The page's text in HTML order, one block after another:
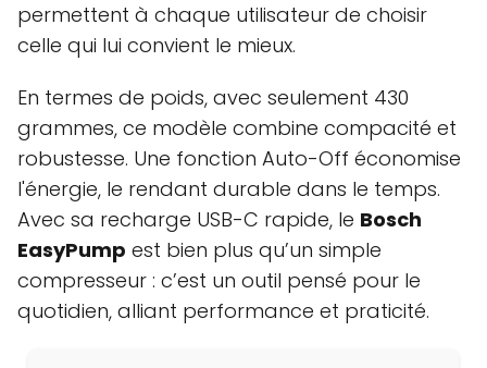
permettent à chaque utilisateur de choisir
celle qui lui convient le mieux.
En termes de poids, avec seulement 430
grammes, ce modèle combine compacité et
robustesse. Une fonction Auto-Off économise
l'énergie, le rendant durable dans le temps.
Avec sa recharge USB-C rapide, le Bosch
EasyPump est bien plus qu’un simple
compresseur : c’est un outil pensé pour le
quotidien, alliant performance et praticité.